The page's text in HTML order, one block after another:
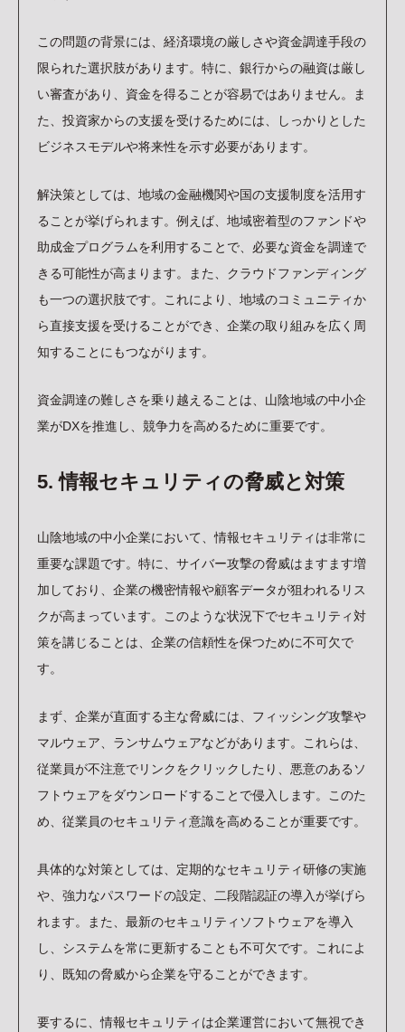
この問題の背景には、経済環境の厳しさや資金調達手段の
限られた選択肢があります。特に、銀行からの融資は厳し
い審査があり、資金を得ることが容易ではありません。ま
た、投資家からの支援を受けるためには、しっかりとした
ビジネスモデルや将来性を示す必要があります。
解決策としては、地域の金融機関や国の支援制度を活用す
ることが挙げられます。例えば、地域密着型のファンドや
助成金プログラムを利用することで、必要な資金を調達で
きる可能性が高まります。また、クラウドファンディング
も一つの選択肢です。これにより、地域のコミュニティか
ら直接支援を受けることができ、企業の取り組みを広く周
知することにもつながります。
資金調達の難しさを乗り越えることは、山陰地域の中小企
業がDXを推進し、競争力を高めるために重要です。
5. 情報セキュリティの脅威と対策
山陰地域の中小企業において、情報セキュリティは非常に
重要な課題です。特に、サイバー攻撃の脅威はますます増
加しており、企業の機密情報や顧客データが狙われるリス
クが高まっています。このような状況下でセキュリティ対
策を講じることは、企業の信頼性を保つために不可欠で
す。
まず、企業が直面する主な脅威には、フィッシング攻撃や
マルウェア、ランサムウェアなどがあります。これらは、
従業員が不注意でリンクをクリックしたり、悪意のあるソ
フトウェアをダウンロードすることで侵入します。このた
め、従業員のセキュリティ意識を高めることが重要です。
具体的な対策としては、定期的なセキュリティ研修の実施
や、強力なパスワードの設定、二段階認証の導入が挙げら
れます。また、最新のセキュリティソフトウェアを導入
し、システムを常に更新することも不可欠です。これによ
り、既知の脅威から企業を守ることができます。
要するに、情報セキュリティは企業運営において無視でき